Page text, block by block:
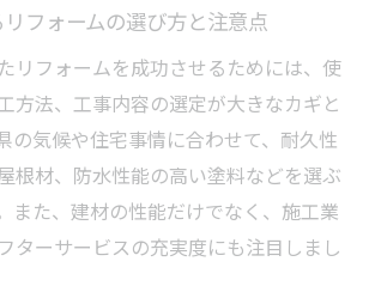
ム会社ランキングで評判を徹底比
コミを活かしたリフォーム業者選
質リフォーム業者を見抜くチェッ
富なリフォーム会社が選ばれる理由
フォームの選び方と注意点
リフォームを成功させるためには、使
方法、工事内容の選定が大きなカギと
の気候や住宅事情に合わせて、耐久性
根材、防水性能の高い塗料などを選ぶ
また、建材の性能だけでなく、施工業
ターサービスの充実度にも注目しまし